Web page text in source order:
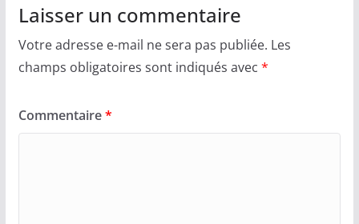
Laisser un commentaire
Votre adresse e-mail ne sera pas publiée. Les
champs obligatoires sont indiqués avec *
Commentaire*